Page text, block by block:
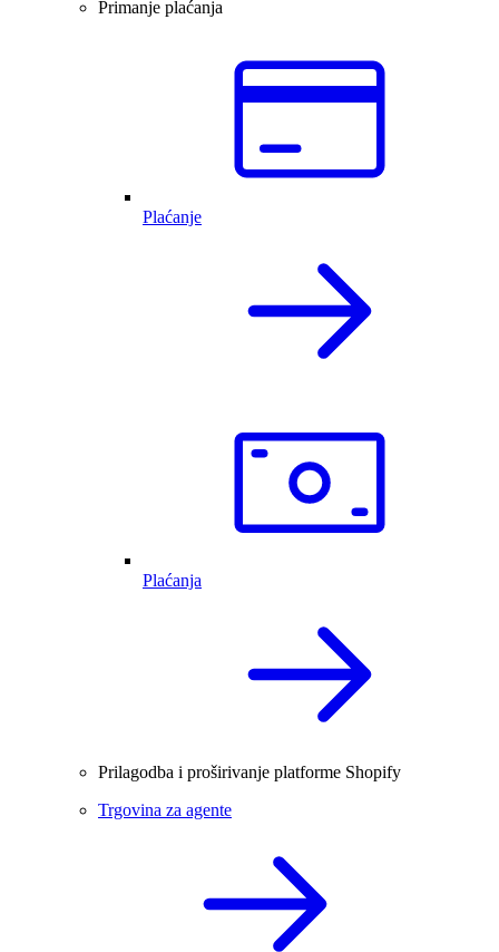
Primanje plaćanja
Plaćanje
Plaćanja
Prilagodba i proširivanje platforme Shopify
Trgovina za agente